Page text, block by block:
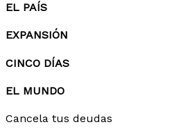
EL PAÍS
EXPANSIÓN
CINCO DÍAS
EL MUNDO
Cancela tus deudas